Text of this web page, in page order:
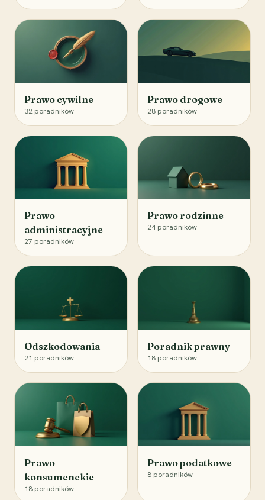
Prawo cywilne
32 poradników
Prawo drogowe
28 poradników
Prawo
administracyjne
27 poradników
Prawo rodzinne
24 poradników
Odszkodowania
21 poradników
Poradnik prawny
18 poradników
Prawo
konsumenckie
18 poradników
Prawo podatkowe
8 poradników